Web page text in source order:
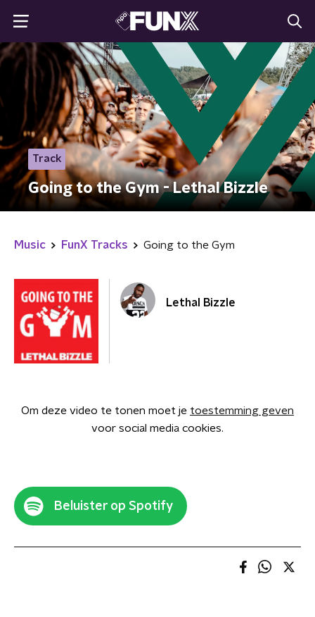
Track
Going to the Gym - Lethal Bizzle
Music FunX Tracks Going to the Gym
Lethal Bizzle
Om deze video te tonen moet je toestemming geven
voor social media cookies.
Beluister op Spotify